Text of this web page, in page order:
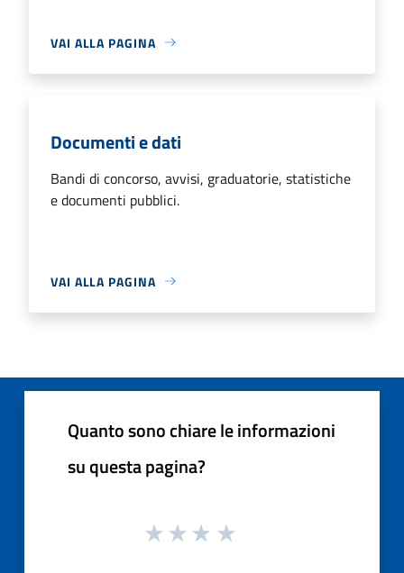
VAI ALLA PAGINA
Documenti e dati
Bandi di concorso, avvisi, graduatorie, statistiche
e documenti pubblici.
VAI ALLA PAGINA
Quanto sono chiare le informazioni
su questa pagina?